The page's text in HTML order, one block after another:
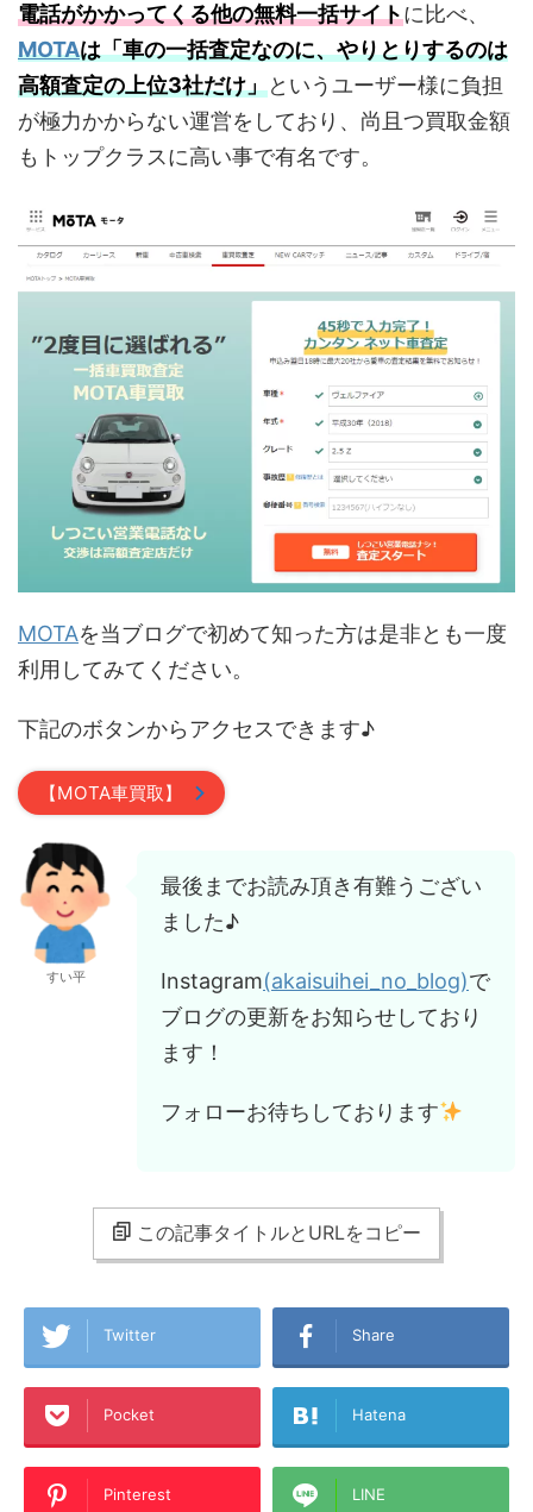
電話がかかってくる他の無料一括サイトに比べ、
MOTAは「車の一括査定なのに、やりとりするのは
高額査定の上位3社だけ」というユーザー様に負担
が極力かからない運営をしており、尚且つ買取金額
もトップクラスに高い事で有名です。
MOTAを当ブログで初めて知った方は是非とも一度
利用してみてください。
下記のボタンからアクセスできます♪
【MOTA車買取】
すい平
最後までお読み頂き有難うござい
ました♪
Instagram(akaisuihei_no_blog)で
ブログの更新をお知らせしており
ます！
フォローお待ちしております
この記事タイトルとURLをコピー
Twitter Share
Pocket Hatena
Pinterest LINE